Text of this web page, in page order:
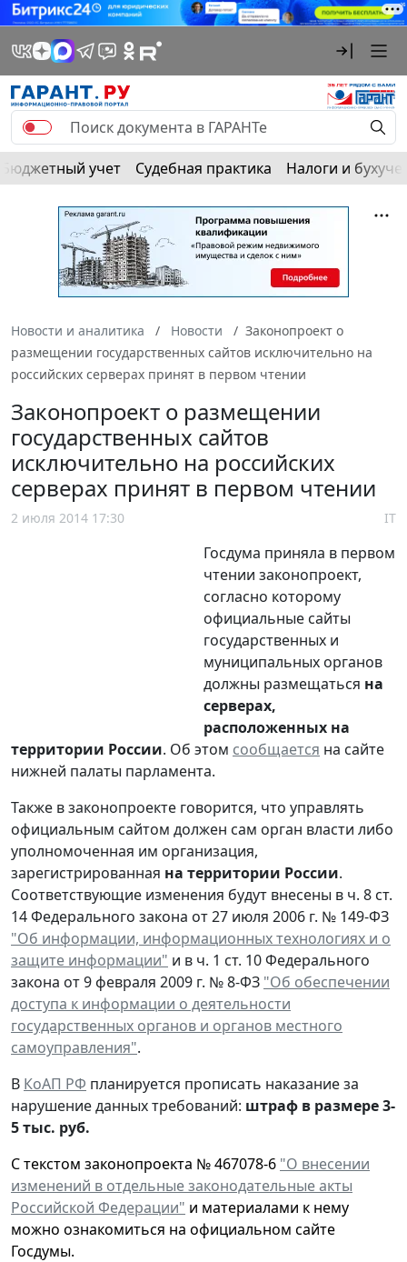
Бюджетный учет Судебная практика Налоги и
Новости и аналитика Новости
Законопроект о
размещении государственных сайтов исключительно на
российских серверах принят в первом чтении
Законопроект о размещении
государственных сайтов
исключительно на российских
серверах принят в первом чтении
2 июля 2014 17:30 IT
Госдума приняла в первом
чтении законопроект,
согласно которому
официальные сайты
государственных и
муниципальных органов
должны размещаться на
серверах,
расположенных на
территории России. Об этом сообщается на сайте
нижней палаты парламента.
Также в законопроекте говорится, что управлять
официальным сайтом должен сам орган власти либо
уполномоченная им организация,
зарегистрированная на территории России.
Соответствующие изменения будут внесены в ч. 8 ст.
14 Федерального закона от 27 июля 2006 г. № 149-ФЗ
"Об информации, информационных технологиях и о
защите информации" и в ч. 1 ст. 10 Федерального
закона от 9 февраля 2009 г. № 8-ФЗ "Об обеспечении
доступа к информации о деятельности
государственных органов и органов местного
самоуправления".
В КоАП РФ планируется прописать наказание за
нарушение данных требований: штраф в размере 3-
5 тыс. руб.
С текстом законопроекта № 467078-6 "О внесении
изменений в отдельные законодательные акты
Российской Федерации" и материалами к нему
можно ознакомиться на официальном сайте
Госдумы.